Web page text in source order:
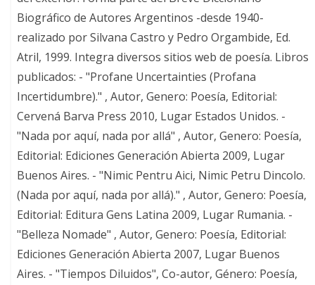
Biográfico de Autores Argentinos -desde 1940-
realizado por Silvana Castro y Pedro Orgambide, Ed.
Atril, 1999. Integra diversos sitios web de poesía. Libros
publicados: - "Profane Uncertainties (Profana
Incertidumbre)." , Autor, Genero: Poesía, Editorial:
Cervená Barva Press 2010, Lugar Estados Unidos. -
"Nada por aquí, nada por allá" , Autor, Genero: Poesía,
Editorial: Ediciones Generación Abierta 2009, Lugar
Buenos Aires. - "Nimic Pentru Aici, Nimic Petru Dincolo.
(Nada por aquí, nada por allá)." , Autor, Genero: Poesía,
Editorial: Editura Gens Latina 2009, Lugar Rumania. -
"Belleza Nomade" , Autor, Genero: Poesía, Editorial:
Ediciones Generación Abierta 2007, Lugar Buenos
Aires. - "Tiempos Diluidos", Co-autor, Género: Poesía,